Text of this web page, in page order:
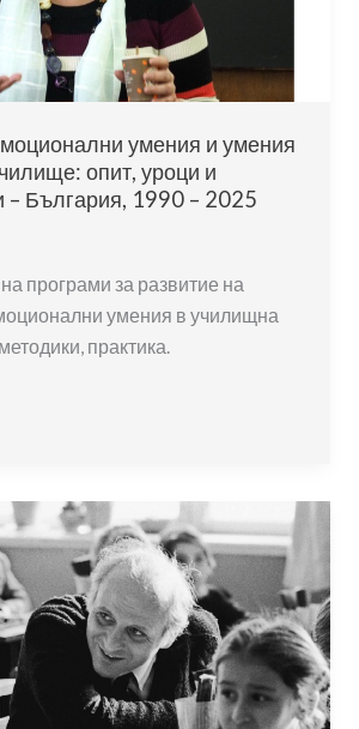
умения и умения
опит, уроци и
– България, 1990 – 2025
програми за развитие на
умения в училищна
практика.